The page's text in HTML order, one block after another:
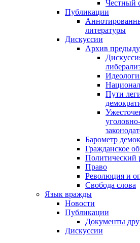
Честный
Публикации
литературы
Дискуссии
Архив
Пути
Барометр
Гражданское
Политический
Право
Революция и
Свобода слова
Язык вражды
Новости
Публикации
Документы
Дискуссии